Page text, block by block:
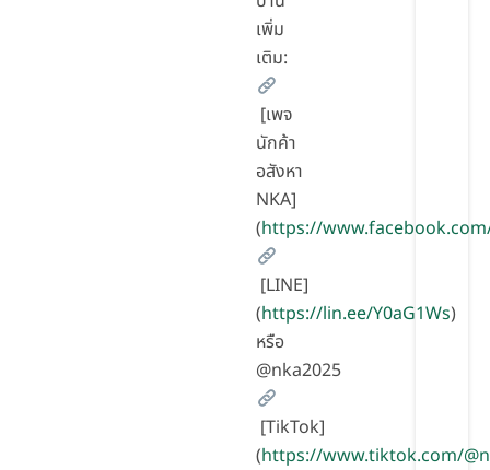
เพิ่ม
เติม:
[เพจ
นักค้า
อสังหา
NKA]
(https://
[LINE]
(https://lin.ee/Y0aG1Ws)
หรือ
@nka2025
[TikTok]
(https://www.tiktok.com/